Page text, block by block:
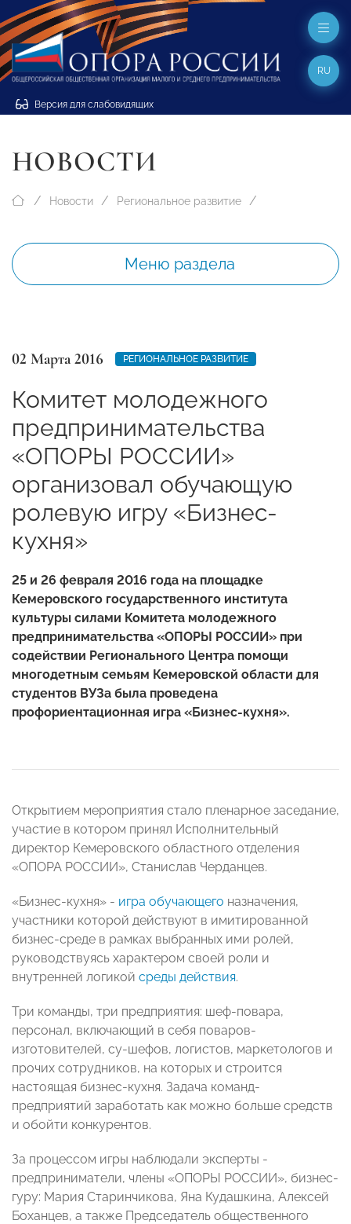
Версия для слабовидящих
RU
НОВОСТИ
Новости Региональное развитие
Меню раздела
02 Марта 2016 РЕГИОНАЛЬНОЕ РАЗВИТИЕ
Комитет молодежного
предпринимательства
«ОПОРЫ РОССИИ»
организовал обучающую
ролевую игру «Бизнес-
кухня»
25 и 26 февраля 2016 года на площадке
Кемеровского государственного института
культуры силами Комитета молодежного
предпринимательства «ОПОРЫ РОССИИ» при
содействии Регионального Центра помощи
многодетным семьям Кемеровской области для
студентов ВУЗа была проведена
профориентационная игра «Бизнес-кухня».
Открытием мероприятия стало пленарное заседание,
участие в котором принял Исполнительный
директор Кемеровского областного отделения
«ОПОРА РОССИИ», Станислав Черданцев.
«Бизнес-кухня» - игра обучающего назначения,
участники которой действуют в имитированной
бизнес-среде в рамках выбранных ими ролей,
руководствуясь характером своей роли и
внутренней логикой среды действия.
Три команды, три предприятия: шеф-повара,
персонал, включающий в себя поваров-
изготовителей, су-шефов, логистов, маркетологов и
прочих сотрудников, на которых и строится
настоящая бизнес-кухня. Задача команд-
предприятий заработать как можно больше средств
и обойти конкурентов.
За процессом игры наблюдали эксперты -
предприниматели, члены «ОПОРЫ РОССИИ», бизнес-
гуру: Мария Старинчикова, Яна Кудашкина, Алексей
Боханцев, а также Председатель общественного